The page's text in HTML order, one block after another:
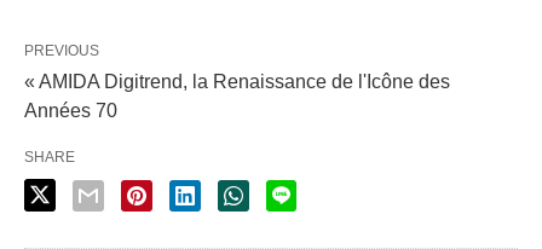
PREVIOUS
« AMIDA Digitrend, la Renaissance de l'Icône des
Années 70
SHARE